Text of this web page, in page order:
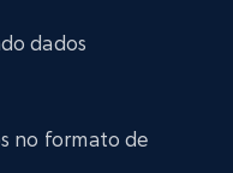
category, and
dados
no formato de